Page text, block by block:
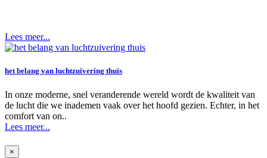
Lees meer...
het belang van luchtzuivering thuis
In onze moderne, snel veranderende wereld wordt de kwaliteit van
de lucht die we inademen vaak over het hoofd gezien. Echter, in het
comfort van on..
Lees meer...
×